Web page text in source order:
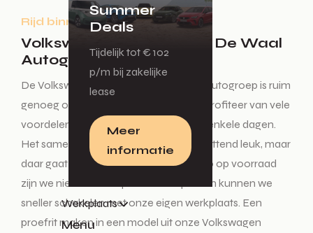
Summer
Deals
Tijdelijk tot € 102
p/m bij zakelijke
lease
Meer
informatie
Werkplaats
Menu
Rijd binnen enkele dagen weg!
Volkswagen voorraad bij De Waal
Autogroep
De Volkswagen voorraad bij De Waal Autogroep is ruim
genoeg om uw droomauto te vinden. Profiteer van vele
voordelen, zoals het wegrijden binnen enkele dagen.
Het samenstellen van een auto is ontzettend leuk, maar
daar gaat meer tijd in zitten. Bij een auto op voorraad
zijn we niet afhankelijk van levertijden en kunnen we
sneller schakelen met onze eigen werkplaats. Een
proefrit maken in een model uit onze Volkswagen